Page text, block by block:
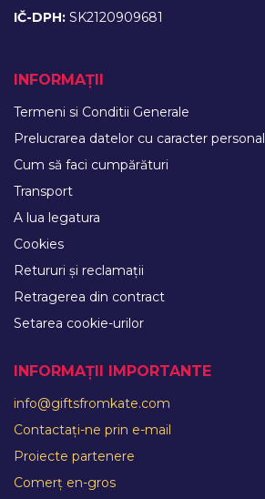
IČ-DPH: SK2120909681
INFORMAȚII
Termeni si Conditii Generale
Prelucrarea datelor cu caracter personal
Cum să faci cumpărături
Transport
A lua legatura
Cookies
Retururi și reclamații
Retragerea din contract
Setarea cookie-urilor
INFORMAȚII IMPORTANTE
info@giftsfromkate.com
Contactați-ne prin e-mail
Proiecte partenere
Comerț en-gros